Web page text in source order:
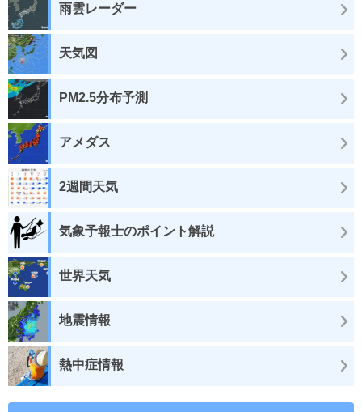
雨雲レーダー
天気図
PM2.5分布予測
アメダス
2週間天気
気象予報士のポイント解説
世界天気
地震情報
熱中症情報